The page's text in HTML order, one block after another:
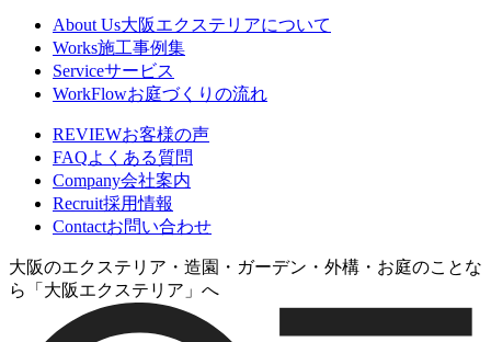
About Us大阪エクステリアについて
Works施工事例集
Serviceサービス
WorkFlowお庭づくりの流れ
REVIEWお客様の声
FAQよくある質問
Company会社案内
Recruit採用情報
Contactお問い合わせ
大阪のエクステリア・造園・ガーデン・外構・お庭のことな
ら「大阪エクステリア」へ